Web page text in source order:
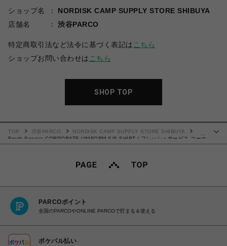
ショップ名
NORDISK CAMP SUPPLY STORE SHIBUYA
店舗名
渋谷PARCO
特定商取引法など法令に基づく表記は こちら
ショップお問い合わせは こちら
SHOP TOP
TOP 渋谷PARCO
NORDISK CAMP SUPPLY STORE SHIBUYA
Fresh Service CORPORATE UNIFORM S/S SHIRT / フレッシュサービス コーポ
レート ユニフォーム S/S シャツ
PARCOポイント
全国のPARCOやONLINE PARCOで貯まる＆使える
ポケパル払い